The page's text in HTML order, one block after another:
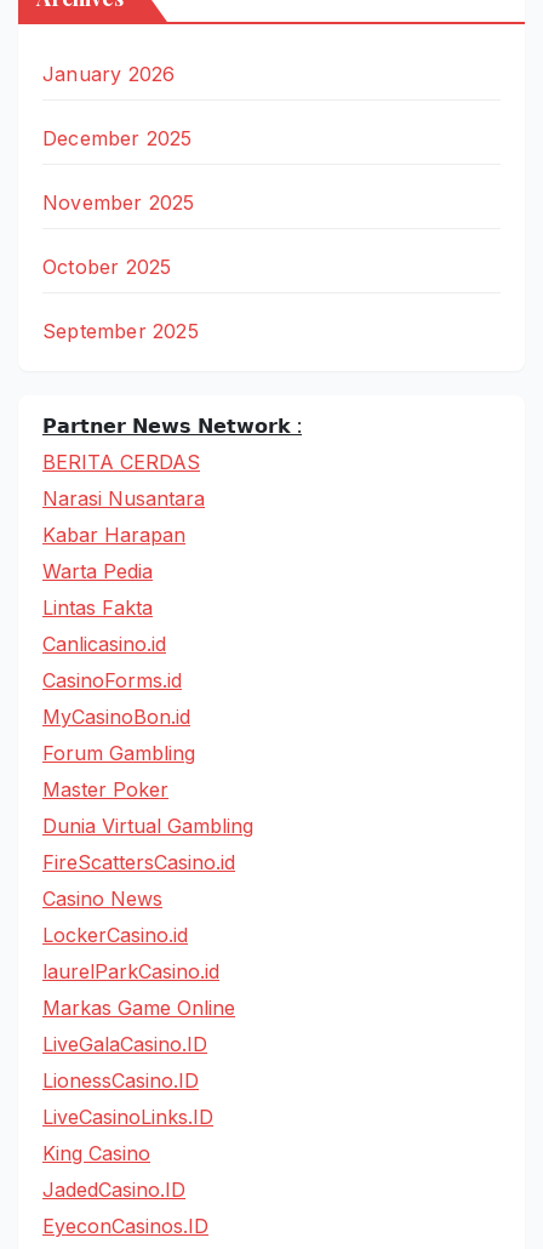
January 2026
December 2025
November 2025
October 2025
September 2025
𝗣𝗮𝗿𝘁𝗻𝗲𝗿 𝗡𝗲𝘄𝘀 𝗡𝗲𝘁𝘄𝗼𝗿𝗸 :
BERITA CERDAS
Narasi Nusantara
Kabar Harapan
Warta Pedia
Lintas Fakta
Canlicasino.id
CasinoForms.id
MyCasinoBon.id
Forum Gambling
Master Poker
Dunia Virtual Gambling
FireScattersCasino.id
Casino News
LockerCasino.id
laurelParkCasino.id
Markas Game Online
LiveGalaCasino.ID
LionessCasino.ID
LiveCasinoLinks.ID
King Casino
JadedCasino.ID
EyeconCasinos.ID